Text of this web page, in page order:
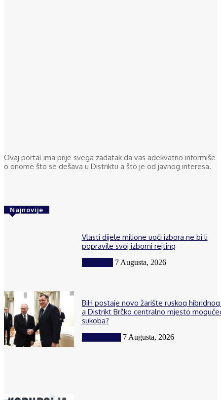
Ovaj portal ima prije svega zadatak da vas adekvatno informiše
o onome što se dešava u Distriktu a što je od javnog interesa.
Najnovije
Vlasti dijele milione uoči izbora ne bi li
popravile svoj izborni rejting
7 Augusta, 2026
BiH postaje novo žarište ruskog
a Distrikt Brčko centralno mjesto
sukoba?
7 Augusta, 2026